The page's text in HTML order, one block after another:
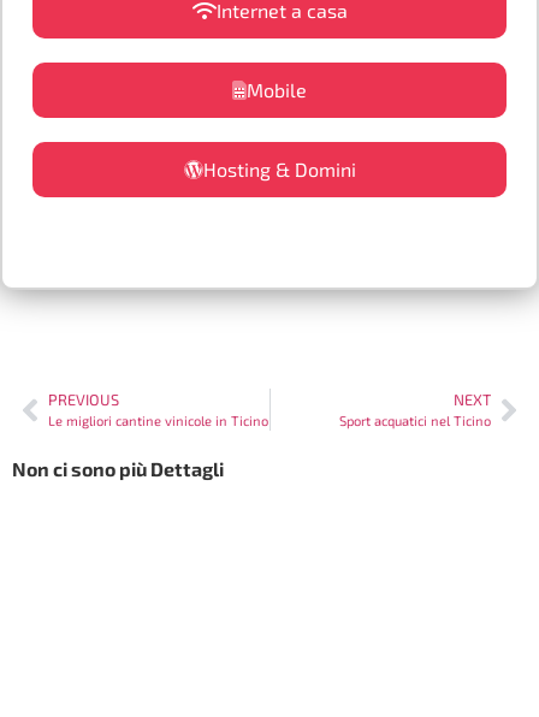
Internet a casa
Mobile
Hosting & Domini
PREVIOUS
Le migliori cantine vinicole in Ticino
NEXT
Sport acquatici nel Ticino
Non ci sono più Dettagli